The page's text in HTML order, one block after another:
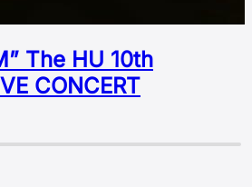
The HU 10th
CONCERT